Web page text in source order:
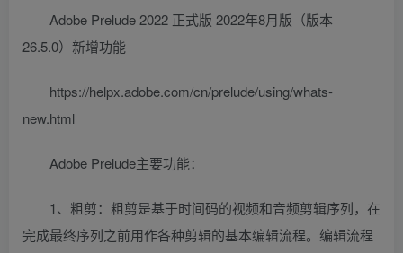
Adobe Prelude 2022 正式版 2022年8月版（版本
26.5.0）新增功能
https://helpx.adobe.com/cn/prelude/using/whats-
new.html
Adobe Prelude主要功能：
1、粗剪：粗剪是基于时间码的视频和音频剪辑序列，在
完成最终序列之前用作各种剪辑的基本编辑流程。编辑流程